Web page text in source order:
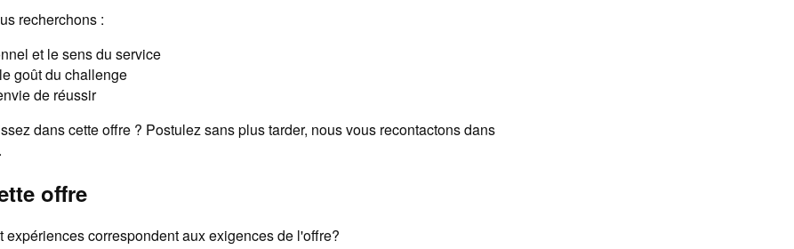
recherchons :
et le sens du service
goût du challenge
de réussir
dans cette offre ? Postulez sans plus tarder, nous vous recontactons dans
offre
expériences correspondent aux exigences de l'offre?